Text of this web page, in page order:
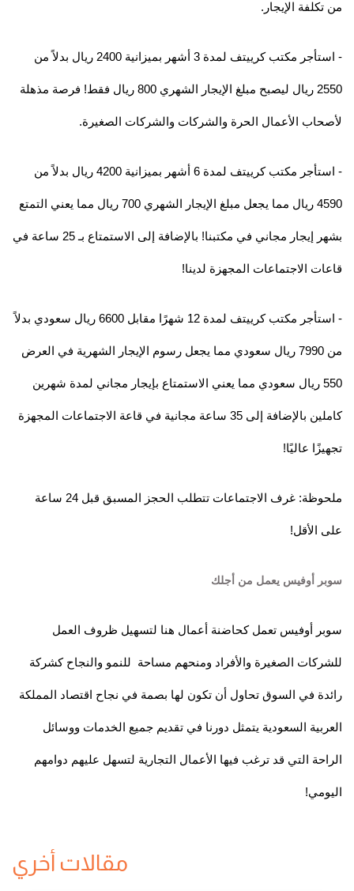
من تكلفة الإيجار.
- استأجر مكتب كرييتف لمدة 3 أشهر بميزانية 2400 ريال بدلاً من
2550 ريال ليصبح مبلغ الإيجار الشهري 800 ريال فقط! فرصة مذهلة
لأصحاب الأعمال الحرة والشركات والشركات الصغيرة.
- استأجر مكتب كرييتف لمدة 6 أشهر بميزانية 4200 ريال بدلاً من
4590 ريال مما يجعل مبلغ الإيجار الشهري 700 ريال مما يعني التمتع
بشهر إيجار مجاني في مكتبنا! بالإضافة إلى الاستمتاع بـ 25 ساعة في
قاعات الاجتماعات المجهزة لدينا!
- استأجر مكتب كرييتف لمدة 12 شهرًا مقابل 6600 ريال سعودي بدلاً
من 7990 ريال سعودي مما يجعل رسوم الإيجار الشهرية في العرض
550 ريال سعودي مما يعني الاستمتاع بإيجار مجاني لمدة شهرين
كاملين بالإضافة إلى 35 ساعة مجانية في قاعة الاجتماعات المجهزة
تجهيزًا عاليًا!
ملحوظة: غرف الاجتماعات تتطلب الحجز المسبق قبل 24 ساعة
على الأقل!
سوبر أوفيس يعمل من أجلك
سوبر أوفيس تعمل كحاضنة أعمال هنا لتسهيل ظروف العمل
للشركات الصغيرة والأفراد ومنحهم مساحة للنمو والنجاح كشركة
رائدة في السوق تحاول أن تكون لها بصمة في نجاح اقتصاد المملكة
العربية السعودية يتمثل دورنا في تقديم جميع الخدمات ووسائل
الراحة التي قد ترغب فيها الأعمال التجارية لتسهل عليهم دوامهم
اليومي!
مقالات أخري